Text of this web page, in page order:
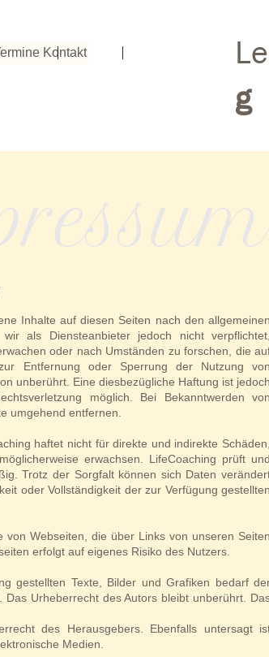
Kontakt
g
Inhalte auf diesen Seiten nach den allgemeinen
als Diensteanbieter jedoch nicht verpflichtet,
oder nach Umständen zu forschen, die
Entfernung oder Sperrung der Nutzung von
unberührt. Eine diesbezügliche Haftung ist jedoch
möglich. Bei Bekanntwerden von
umgehend entfernen.
haftet nicht für direkte und indirekte Schäden,
erwachsen. LifeCoaching prüft und
Trotz der Sorgfalt können sich Daten
oder Vollständigkeit der zur Verfügung gestellten
Webseiten, die über Links von unseren Seiten
erfolgt auf eigenes Risiko des Nutzers.
gestellten Texte, Bilder und Grafiken bedarf
Urheberrecht des Autors bleibt unberührt.
des Herausgebers. Ebenfalls untersagt
Medien.